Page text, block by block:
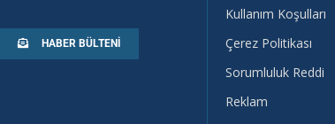
HABER BÜLTENI
Kullanım Koşulları
Çerez Politikası
Sorumluluk Reddi
Reklam